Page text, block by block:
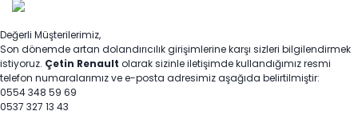
Değerli Müşterilerimiz,
Son dönemde artan dolandırıcılık girişimlerine karşı sizleri bilgilendirmek
istiyoruz. Çetin Renault olarak sizinle iletişimde kullandığımız resmi
telefon numaralarımız ve e-posta adresimiz aşağıda belirtilmiştir:
0554 348 59 69
0537 327 13 43